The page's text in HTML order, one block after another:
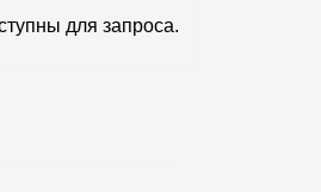
для запроса.